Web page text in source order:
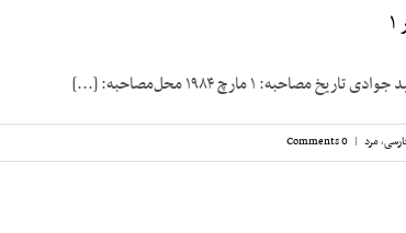
۱ مارچ ۱۹۸۴ محل‌مصاحبه: [...]
,مرد |
0 Comments